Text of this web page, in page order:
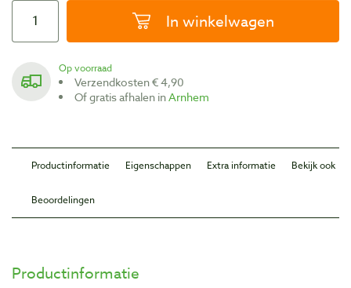
In winkelwagen
Op voorraad
Verzendkosten € 4,90
Of gratis afhalen inArnhem
Productinformatie Eigenschappen Extra informatie Bekijk ook
Beoordelingen
Productinformatie